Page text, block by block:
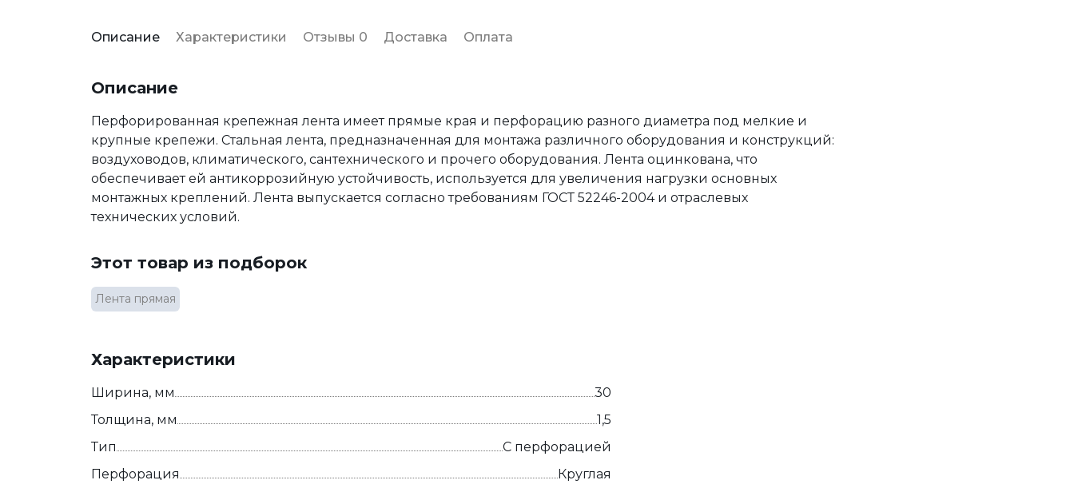
Описание Характеристики Отзывы 0 Доставка Оплата
Описание
Перфорированная крепежная лента имеет прямые края и перфорацию разного диаметра под мелкие и
крупные крепежи. Стальная лента, предназначенная для монтажа различного оборудования и конструкций:
воздуховодов, климатического, сантехнического и прочего оборудования. Лента оцинкована, что
обеспечивает ей антикоррозийную устойчивость, используется для увеличения нагрузки основных
монтажных креплений. Лента выпускается согласно требованиям ГОСТ 52246-2004 и отраслевых
технических условий.
Этот товар из подборок
Лента прямая
Характеристики
Ширина, мм
30
Толщина, мм
1,5
Тип
С перфорацией
Перфорация
Круглая